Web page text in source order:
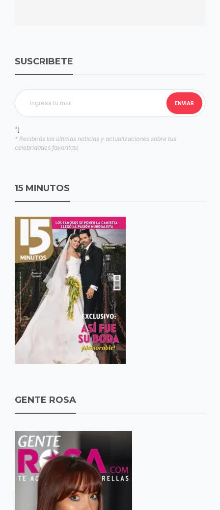
SUSCRIBETE
"]
* Recibirás las últimas noticias y actualizaciones sobre tus
celebridades favoritas!
15 MINUTOS
GENTE ROSA